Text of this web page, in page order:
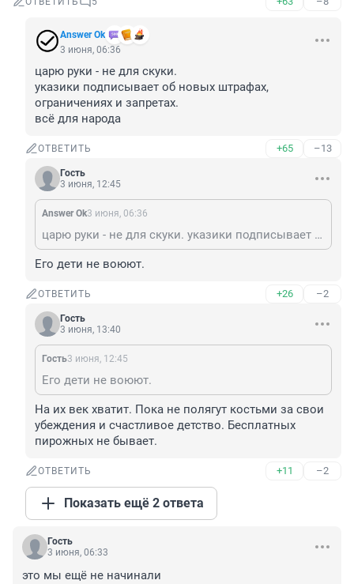
Answer Ok
3 июня, 06:36
царю руки - не для скуки.
указики подписывает об новых штрафах,
ограничениях и запретах.
всё для народа
ОТВЕТИТЬ +65 –13
Гость
3 июня, 12:45
Answer Ok3 июня, 06:36
царю руки - не для скуки. указики подписывает об новых штрафах, ограничениях и запретах. всё для народа
Его дети не воюют.
ОТВЕТИТЬ +26 –2
Гость
3 июня, 13:40
Гость3 июня, 12:45
Его дети не воюют.
На их век хватит. Пока не полягут костьми за свои
убеждения и счастливое детство. Бесплатных
пирожных не бывает.
ОТВЕТИТЬ +11 –2
Показать ещё 2 ответа
Гость
3 июня, 06:33
это мы ещё не начинали